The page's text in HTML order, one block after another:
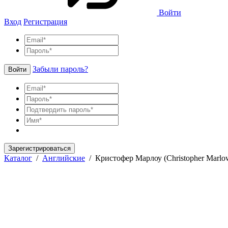
Войти
Вход Регистрация
Войти Забыли пароль?
Зарегистрироваться
Каталог / Английские / Кристофер Марлоу (Christopher